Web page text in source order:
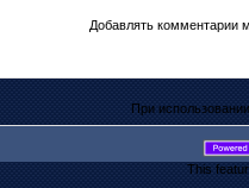
Добавлять комментарии
При
This